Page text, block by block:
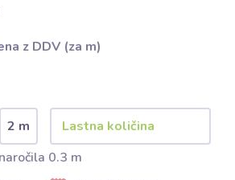
z DDV (za m)
2 m
0.3 m